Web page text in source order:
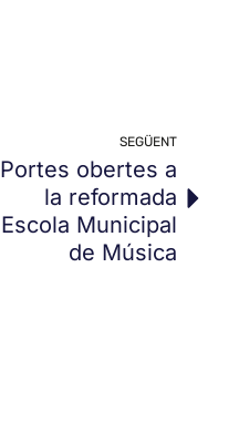
SEGÜENT
Portes obertes a
la reformada
Escola Municipal
de Música